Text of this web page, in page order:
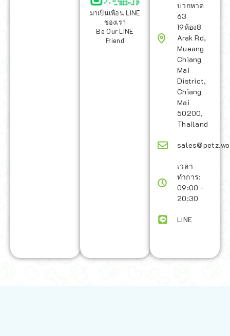
มาเป็นเพื่อน LINE
ของเรา
Be Our LINE
Friend
บวกหาด
63
19ห้อง8
Arak Rd,
Mueang
Chiang
Mai
District,
Chiang
Mai
50200,
Thailand
เวลา
ทำการ:
09:00 -
20:30
LINE